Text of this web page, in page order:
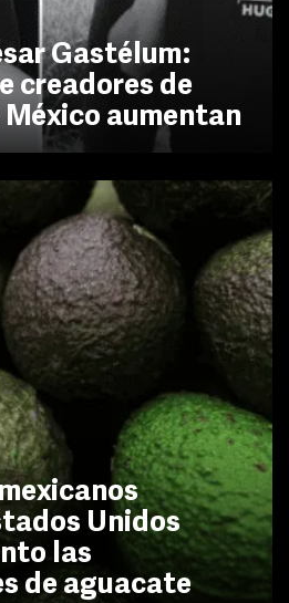
Gastélum:
creadores de
aumentan
Unidos
las
de aguacate